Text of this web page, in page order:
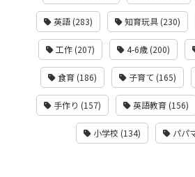
英語 (283) 知育玩具 (230)
工作 (207) 4-6歳 (200)
食育 (186) 子育て (165)
手作り (157) 英語教育 (156)
小学校 (134) パパ